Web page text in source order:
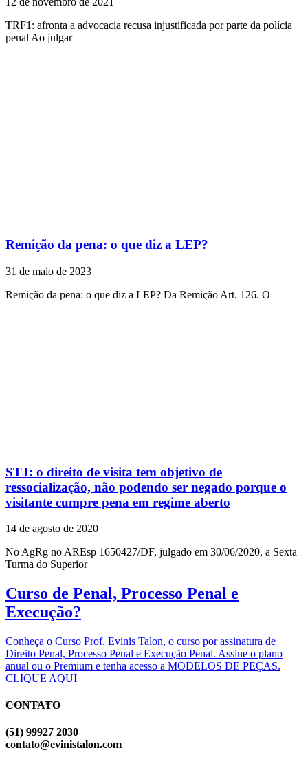
TRF1: afronta a advocacia recusa injustificada por parte da polícia
penal Ao julgar
Remição da pena: o que diz a LEP?
31 de maio de 2023
Remição da pena: o que diz a LEP? Da Remição Art. 126. O
STJ: o direito de visita tem objetivo de
ressocialização, não podendo ser negado porque o
visitante cumpre pena em regime aberto
14 de agosto de 2020
No AgRg no AREsp 1650427/DF, julgado em 30/06/2020, a Sexta
Turma do Superior
Curso de Penal, Processo Penal e
Execução?
Conheça o Curso Prof. Evinis Talon, o curso por assinatura de
Direito Penal, Processo Penal e Execução Penal. Assine o plano
anual ou o Premium e tenha acesso a MODELOS DE PEÇAS.
CLIQUE AQUI
EVINIS TALON
CONTATO
(51) 99927 2030
contato@evinistalon.com